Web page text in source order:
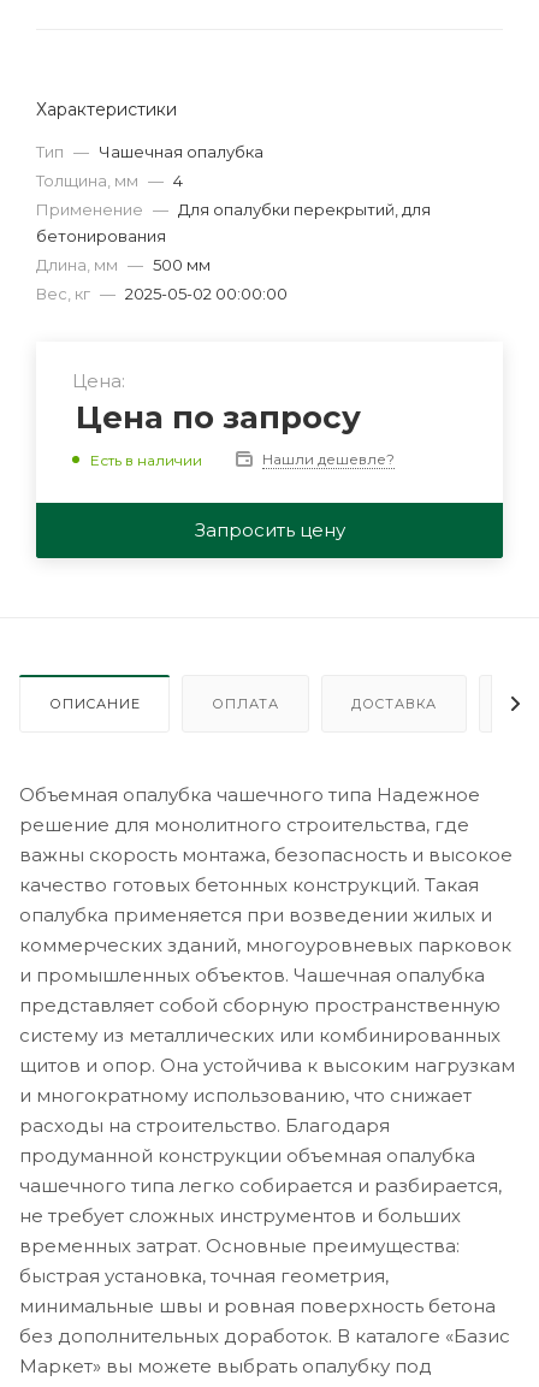
Характеристики
Тип — Чашечная опалубка
Толщина, мм — 4
Применение — Для опалубки перекрытий, для
бетонирования
Длина, мм — 500 мм
Вес, кг — 2025-05-02 00:00:00
Цена:
Цена по запросу
Есть в наличии Нашли дешевле?
Запросить цену
ОПИСАНИЕ ОПЛАТА ДОСТАВКА
Объемная опалубка чашечного типа Надежное
решение для монолитного строительства, где
важны скорость монтажа, безопасность и высокое
качество готовых бетонных конструкций. Такая
опалубка применяется при возведении жилых и
коммерческих зданий, многоуровневых парковок
и промышленных объектов. Чашечная опалубка
представляет собой сборную пространственную
систему из металлических или комбинированных
щитов и опор. Она устойчива к высоким нагрузкам
и многократному использованию, что снижает
расходы на строительство. Благодаря
продуманной конструкции объемная опалубка
чашечного типа легко собирается и разбирается,
не требует сложных инструментов и больших
временных затрат. Основные преимущества:
быстрая установка, точная геометрия,
минимальные швы и ровная поверхность бетона
без дополнительных доработок. В каталоге «Базис
Маркет» вы можете выбрать опалубку под